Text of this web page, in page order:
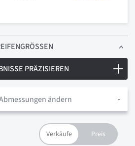
ändern
PRÄZISIEREN